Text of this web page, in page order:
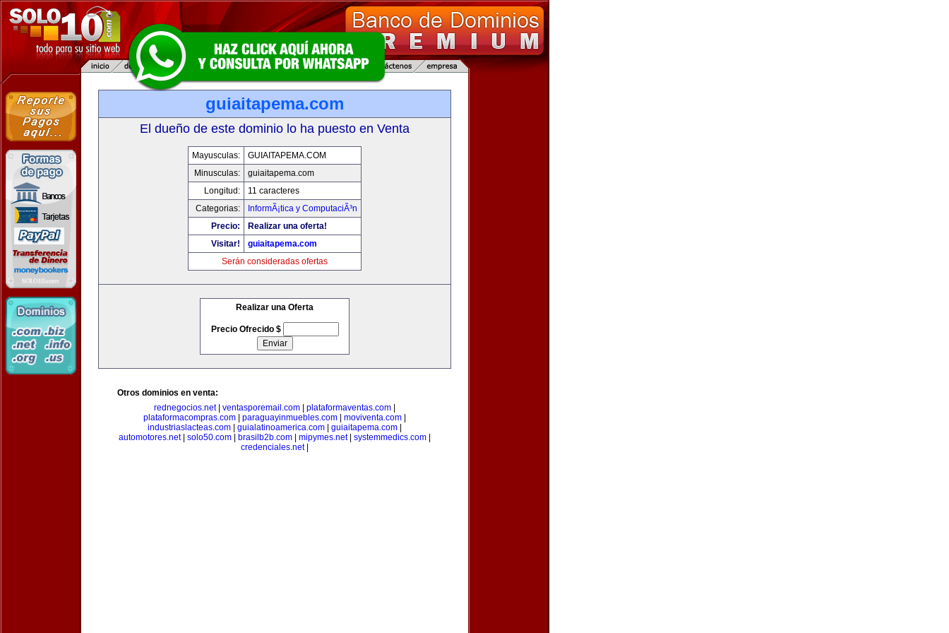
guiaitapema.com
El dueño de este dominio lo ha puesto en Venta
Mayusculas:
GUIAITAPEMA.COM
Minusculas:
guiaitapema.com
Longitud:
11 caracteres
Categorias:
InformÃ¡tica y ComputaciÃ³n
Precio:
Realizar una oferta!
Visitar!
guiaitapema.com
Serán consideradas ofertas
Realizar una Oferta
Precio Ofrecido $
Otros dominios en venta:
rednegocios.net| ventasporemail.com plataformaventas.com
plataformacompras.com
paraguayinmuebles.com moviventa.com
industriaslacteas.com
guialatinoamerica.com guiaitapema.com
automotores.net| solo50.com brasilb2b.com mipymes.net| systemmedics.com
credenciales.net|